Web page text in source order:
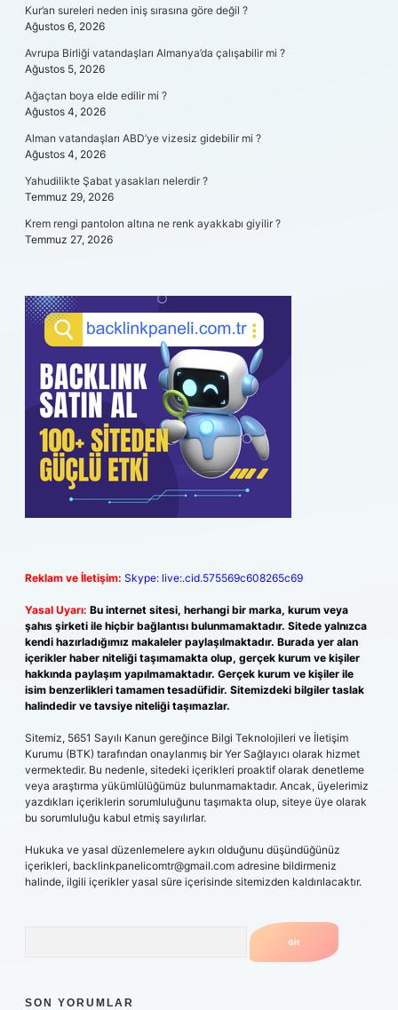
Kur’an sureleri neden iniş sırasına göre değil ?
Ağustos 6, 2026
Avrupa Birliği vatandaşları Almanya’da çalışabilir mi ?
Ağustos 5, 2026
Ağaçtan boya elde edilir mi ?
Ağustos 4, 2026
Alman vatandaşları ABD’ye vizesiz gidebilir mi ?
Ağustos 4, 2026
Yahudilikte Şabat yasakları nelerdir ?
Temmuz 29, 2026
Krem rengi pantolon altına ne renk ayakkabı giyilir ?
Temmuz 27, 2026
Reklam ve İletişim: Skype: live:.cid.575569c608265c69
Yasal Uyarı: Bu internet sitesi, herhangi bir marka, kurum veya
şahıs şirketi ile hiçbir bağlantısı bulunmamaktadır. Sitede yalnızca
kendi hazırladığımız makaleler paylaşılmaktadır. Burada yer alan
içerikler haber niteliği taşımamakta olup, gerçek kurum ve kişiler
hakkında paylaşım yapılmamaktadır. Gerçek kurum ve kişiler ile
isim benzerlikleri tamamen tesadüfidir. Sitemizdeki bilgiler taslak
halindedir ve tavsiye niteliği taşımazlar.
Sitemiz, 5651 Sayılı Kanun gereğince Bilgi Teknolojileri ve İletişim
Kurumu (BTK) tarafından onaylanmış bir Yer Sağlayıcı olarak hizmet
vermektedir. Bu nedenle, sitedeki içerikleri proaktif olarak denetleme
veya araştırma yükümlülüğümüz bulunmamaktadır. Ancak, üyelerimiz
yazdıkları içeriklerin sorumluluğunu taşımakta olup, siteye üye olarak
bu sorumluluğu kabul etmiş sayılırlar.
Hukuka ve yasal düzenlemelere aykırı olduğunu düşündüğünüz
içerikleri, backlinkpanelicomtr@gmail.com adresine bildirmeniz
halinde, ilgili içerikler yasal süre içerisinde sitemizden kaldırılacaktır.
SON YORUMLAR